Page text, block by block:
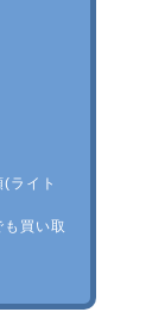
ライト
買い取